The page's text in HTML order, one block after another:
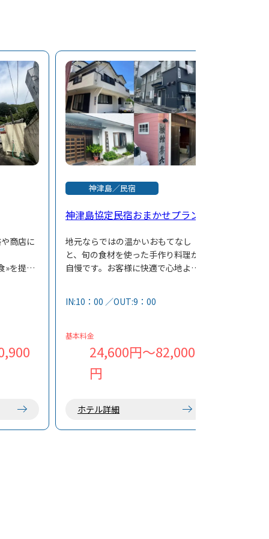
商店に
»を提供
神津島／民宿
神津島協定民宿おまかせプラン
地元ならではの温かいおもてなし
と、旬の食材を使った手作り料理が
自慢です。お客様に快適で心地よい
IN:10：00 ／OUT:9：00
基本料金
24,600円～82,000
円
ホテル詳細